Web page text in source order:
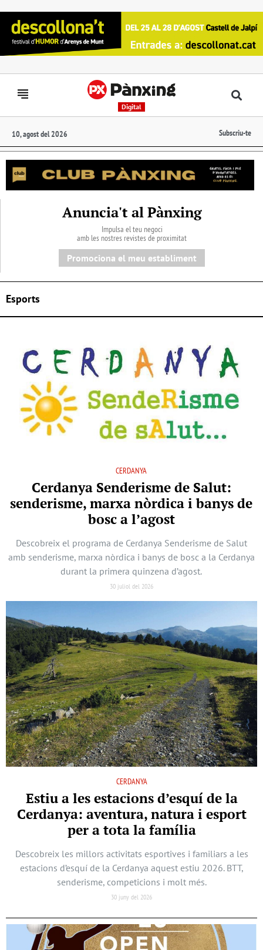
Digital
10, agost del 2026 Subscriu-te
Anuncia't al Pànxing
Impulsa el teu negoci
amb les nostres revistes de proximitat
Promociona el meu establiment
Esports
CERDANYA
Cerdanya Senderisme de Salut:
senderisme, marxa nòrdica i banys de
bosc a l’agost
Descobreix el programa de Cerdanya Senderisme de Salut
amb senderisme, marxa nòrdica i banys de bosc a la Cerdanya
durant la primera quinzena d’agost.
30 juliol del 2026
CERDANYA
Estiu a les estacions d’esquí de la
Cerdanya: aventura, natura i esport
per a tota la família
Descobreix les millors activitats esportives i familiars a les
estacions d’esquí de la Cerdanya aquest estiu 2026. BTT,
senderisme, competicions i molt més.
30 juny del 2026